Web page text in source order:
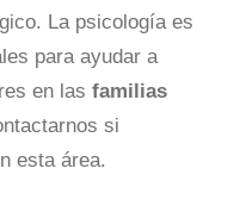
La psicología es
para ayudar a
en las familias
si
esta área.